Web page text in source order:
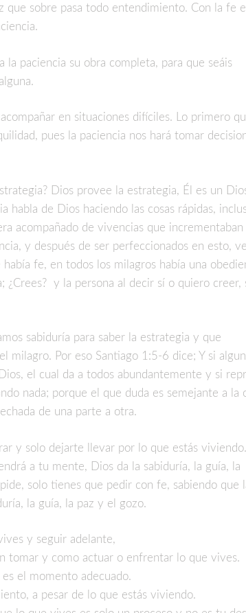
que sobre pasa todo entendimiento. Con la fe
paciencia su obra completa, para que seáis
en situaciones difíciles. Lo primero
pues la paciencia nos hará tomar
Dios provee la estrategia, Él es un
habla de Dios haciendo las cosas rápidas,
acompañado de vivencias que
y después de ser perfeccionados en esto,
fe, en todos los milagros había una
¿Crees? y la persona al decir sí o quiero creer,
sabiduría para saber la estrategia y que
milagro. Por eso Santiago 1:5-6 dice; Y si
el cual da a todos abundantemente y si
nada; porque el que duda es semejante a la
de una parte a otra.
y solo dejarte llevar por lo que estás
a tu mente, Dios da la sabiduría, la guía, la
solo tienes que pedir con fe, sabiendo que
la guía, la paz y el gozo.
y seguir adelante,
tomar y como actuar o enfrentar lo que vives.
es el momento adecuado.
a pesar de lo que estás viviendo.